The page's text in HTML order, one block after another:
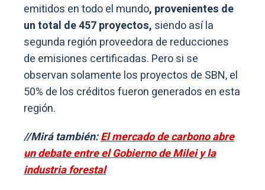
emitidos en todo el mundo, provenientes de
un total de 457 proyectos, siendo así la
segunda región proveedora de reducciones
de emisiones certificadas. Pero si se
observan solamente los proyectos de SBN, el
50% de los créditos fueron generados en esta
región.
//Mirá también:El mercado de carbono abre
un debate entre el Gobierno de Milei y la
industria forestal